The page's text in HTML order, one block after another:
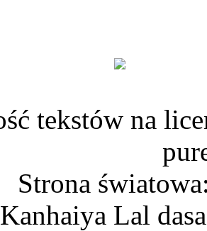
tekstów na
Strona
Lal